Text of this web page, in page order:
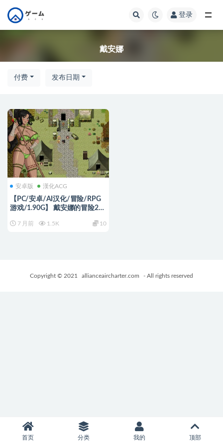
登录
戴安娜
付费 发布日期
安卓版 漢化ACG
【PC/安卓/AI汉化/冒险/RPG
游戏/1.90G】 戴安娜的冒险2：
兵版+PC+安卓+冒险RPG游戏
7 月前 1.5K 10
Copyright © 2021 allianceaircharter.com - All rights reserved
首页 分类 我的 顶部